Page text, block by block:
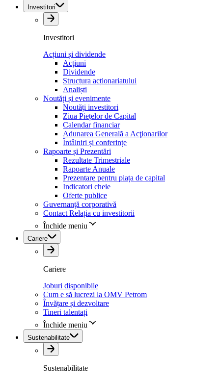
Investitori
Investitori
Acțiuni și dividende
Acțiuni
Dividende
Structura acționariatului
Analiști
Noutăți și evenimente
Noutăți investitori
Ziua Piețelor de Capital
Calendar financiar
Adunarea Generală a Acţionarilor
Întâlniri și conferințe
Rapoarte și Prezentări
Rezultate Trimestriale
Rapoarte Anuale
Prezentare pentru piața de capital
Indicatori cheie
Oferte publice
Guvernanță corporativă
Contact Relația cu investitorii
Închide meniu
Cariere
Cariere
Joburi disponibile
Cum e să lucrezi la OMV Petrom
Învățare și dezvoltare
Tineri talentați
Închide meniu
Sustenabilitate
Sustenabilitate